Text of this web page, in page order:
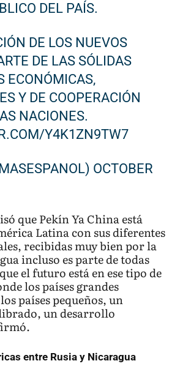
DEL PAÍS.
DE LOS NUEVOS
DE LAS SÓLIDAS
ECONÓMICAS,
Y DE COOPERACIÓN
NACIONES.
Y4K1ZN9TW7
OCTOBER
que Pekín Ya China está
Latina con sus diferentes
recibidas muy bien por la
incluso es parte de todas
el futuro está en ese tipo de
los países grandes
países pequeños, un
un desarrollo
entre Rusia y Nicaragua